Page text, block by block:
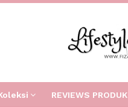
REVIEWS PRODUK